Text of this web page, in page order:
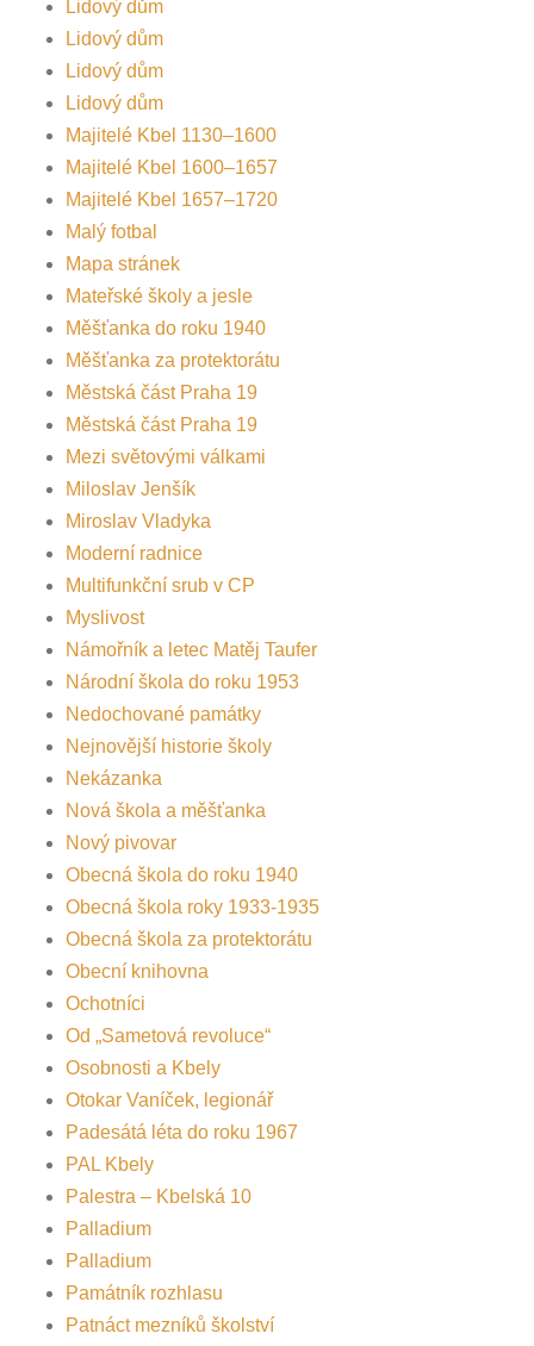
Lidový dům
Lidový dům
Lidový dům
Lidový dům
Majitelé Kbel 1130–1600
Majitelé Kbel 1600–1657
Majitelé Kbel 1657–1720
Malý fotbal
Mapa stránek
Mateřské školy a jesle
Měšťanka do roku 1940
Měšťanka za protektorátu
Městská část Praha 19
Městská část Praha 19
Mezi světovými válkami
Miloslav Jenšík
Miroslav Vladyka
Moderní radnice
Multifunkční srub v CP
Myslivost
Námořník a letec Matěj Taufer
Národní škola do roku 1953
Nedochované památky
Nejnovější historie školy
Nekázanka
Nová škola a měšťanka
Nový pivovar
Obecná škola do roku 1940
Obecná škola roky 1933-1935
Obecná škola za protektorátu
Obecní knihovna
Ochotníci
Od „Sametová revoluce“
Osobnosti a Kbely
Otokar Vaníček, legionář
Padesátá léta do roku 1967
PAL Kbely
Palestra – Kbelská 10
Palladium
Palladium
Památník rozhlasu
Patnáct mezníků školství